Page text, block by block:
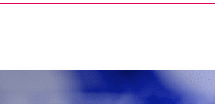
RÉSERVER